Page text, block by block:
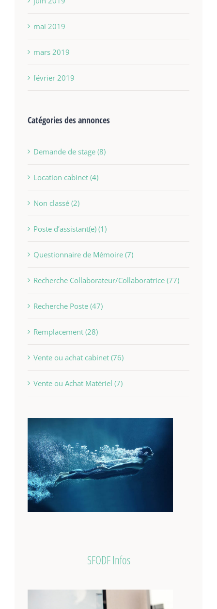
mai 2019
mars 2019
février 2019
Catégories des annonces
Demande de stage (8)
Location cabinet (4)
Non classé (2)
Poste d’assistant(e) (1)
Questionnaire de Mémoire (7)
Recherche Collaborateur/Collaboratrice (77)
Recherche Poste (47)
Remplacement (28)
Vente ou achat cabinet (76)
Vente ou Achat Matériel (7)
SFODF Infos